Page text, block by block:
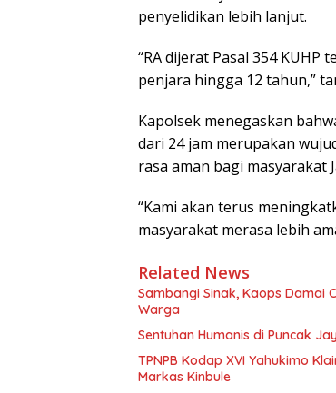
penyelidikan lebih lanjut.
“RA dijerat Pasal 354
penjara hingga 12 tahun,”
Kapolsek menegaskan
dari 24 jam merupakan
rasa aman bagi masyarakat
“Kami akan terus
masyarakat merasa lebih
Related News
Sambangi Sinak, Kaops Damai
Warga
Sentuhan Humanis di Puncak
TPNPB Kodap XVI Yahukimo
Markas Kinbule